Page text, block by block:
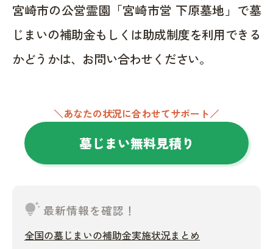
宮崎市の公営霊園「宮崎市営 下原墓地」で墓
じまいの補助金もしくは助成制度を利用できる
かどうかは、お問い合わせください。
＼あなたの状況に合わせてサポート／
墓じまい無料見積り
tips_and_updates 最新情報を確認！
全国の墓じまいの補助金実施状況まとめ